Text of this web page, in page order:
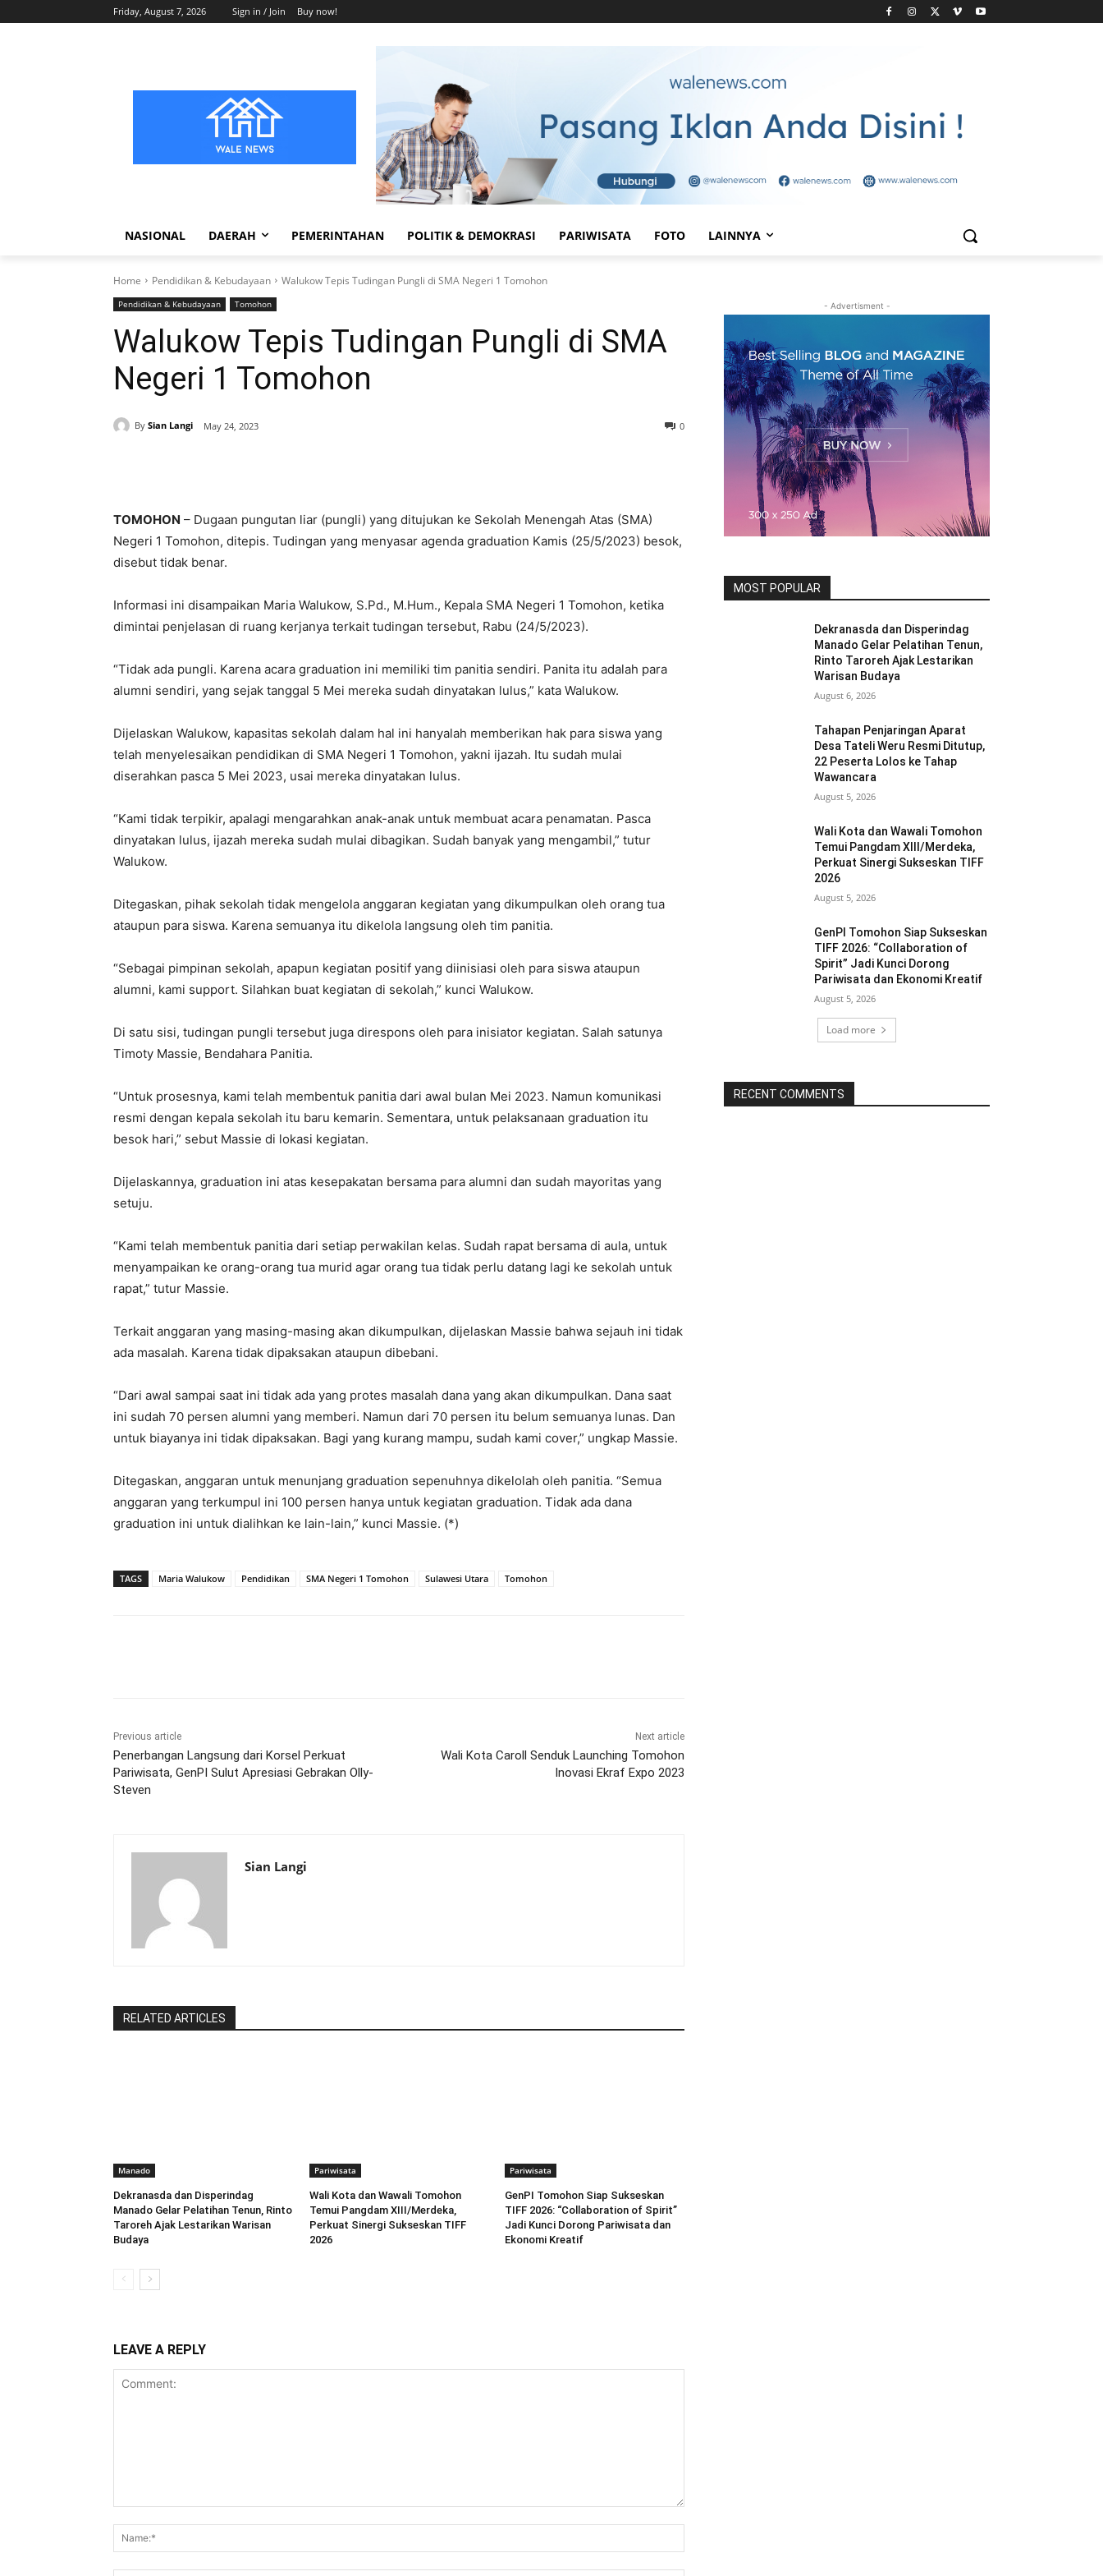
Friday, August 7, 2026 Sign in / Join Buy now!
NASIONAL DAERAH PEMERINTAHAN POLITIK & DEMOKRASI PARIWISATA FOTO LAINNYA
Home Pendidikan & Kebudayaan Walukow Tepis Tudingan Pungli di SMA Negeri 1 Tomohon
Pendidikan & Kebudayaan Tomohon
Walukow Tepis Tudingan Pungli di SMA
Negeri 1 Tomohon
By Sian Langi May 24, 2023 0
TOMOHON – Dugaan pungutan liar (pungli) yang ditujukan ke Sekolah Menengah Atas (SMA)
Negeri 1 Tomohon, ditepis. Tudingan yang menyasar agenda graduation Kamis (25/5/2023) besok,
disebut tidak benar.
Informasi ini disampaikan Maria Walukow, S.Pd., M.Hum., Kepala SMA Negeri 1 Tomohon, ketika
dimintai penjelasan di ruang kerjanya terkait tudingan tersebut, Rabu (24/5/2023).
“Tidak ada pungli. Karena acara graduation ini memiliki tim panitia sendiri. Panita itu adalah para
alumni sendiri, yang sejak tanggal 5 Mei mereka sudah dinyatakan lulus,” kata Walukow.
Dijelaskan Walukow, kapasitas sekolah dalam hal ini hanyalah memberikan hak para siswa yang
telah menyelesaikan pendidikan di SMA Negeri 1 Tomohon, yakni ijazah. Itu sudah mulai
diserahkan pasca 5 Mei 2023, usai mereka dinyatakan lulus.
“Kami tidak terpikir, apalagi mengarahkan anak-anak untuk membuat acara penamatan. Pasca
dinyatakan lulus, ijazah mereka sudah mulai dibagikan. Sudah banyak yang mengambil,” tutur
Walukow.
Ditegaskan, pihak sekolah tidak mengelola anggaran kegiatan yang dikumpulkan oleh orang tua
ataupun para siswa. Karena semuanya itu dikelola langsung oleh tim panitia.
“Sebagai pimpinan sekolah, apapun kegiatan positif yang diinisiasi oleh para siswa ataupun
alumni, kami support. Silahkan buat kegiatan di sekolah,” kunci Walukow.
Di satu sisi, tudingan pungli tersebut juga direspons oleh para inisiator kegiatan. Salah satunya
Timoty Massie, Bendahara Panitia.
“Untuk prosesnya, kami telah membentuk panitia dari awal bulan Mei 2023. Namun komunikasi
resmi dengan kepala sekolah itu baru kemarin. Sementara, untuk pelaksanaan graduation itu
besok hari,” sebut Massie di lokasi kegiatan.
Dijelaskannya, graduation ini atas kesepakatan bersama para alumni dan sudah mayoritas yang
setuju.
“Kami telah membentuk panitia dari setiap perwakilan kelas. Sudah rapat bersama di aula, untuk
menyampaikan ke orang-orang tua murid agar orang tua tidak perlu datang lagi ke sekolah untuk
rapat,” tutur Massie.
Terkait anggaran yang masing-masing akan dikumpulkan, dijelaskan Massie bahwa sejauh ini tidak
ada masalah. Karena tidak dipaksakan ataupun dibebani.
“Dari awal sampai saat ini tidak ada yang protes masalah dana yang akan dikumpulkan. Dana saat
ini sudah 70 persen alumni yang memberi. Namun dari 70 persen itu belum semuanya lunas. Dan
untuk biayanya ini tidak dipaksakan. Bagi yang kurang mampu, sudah kami cover,” ungkap Massie.
Ditegaskan, anggaran untuk menunjang graduation sepenuhnya dikelolah oleh panitia. “Semua
anggaran yang terkumpul ini 100 persen hanya untuk kegiatan graduation. Tidak ada dana
graduation ini untuk dialihkan ke lain-lain,” kunci Massie. (*)
TAGS Maria Walukow Pendidikan SMA Negeri 1 Tomohon Sulawesi Utara Tomohon
Previous article
Penerbangan Langsung dari Korsel Perkuat
Pariwisata, GenPI Sulut Apresiasi Gebrakan Olly-
Steven
Next article
Wali Kota Caroll Senduk Launching Tomohon
Inovasi Ekraf Expo 2023
Sian Langi
RELATED ARTICLES
Manado
Dekranasda dan Disperindag
Manado Gelar Pelatihan Tenun, Rinto
Taroreh Ajak Lestarikan Warisan
Budaya
Pariwisata
Wali Kota dan Wawali Tomohon
Temui Pangdam XIII/Merdeka,
Perkuat Sinergi Sukseskan TIFF
2026
Pariwisata
GenPI Tomohon Siap Sukseskan
TIFF 2026: “Collaboration of Spirit”
Jadi Kunci Dorong Pariwisata dan
Ekonomi Kreatif
LEAVE A REPLY
- Advertisment -
MOST POPULAR
Dekranasda dan Disperindag
Manado Gelar Pelatihan Tenun,
Rinto Taroreh Ajak Lestarikan
Warisan Budaya
August 6, 2026
Tahapan Penjaringan Aparat
Desa Tateli Weru Resmi Ditutup,
22 Peserta Lolos ke Tahap
Wawancara
August 5, 2026
Wali Kota dan Wawali Tomohon
Temui Pangdam XIII/Merdeka,
Perkuat Sinergi Sukseskan TIFF
2026
August 5, 2026
GenPI Tomohon Siap Sukseskan
TIFF 2026: “Collaboration of
Spirit” Jadi Kunci Dorong
Pariwisata dan Ekonomi Kreatif
August 5, 2026
Load more
RECENT COMMENTS